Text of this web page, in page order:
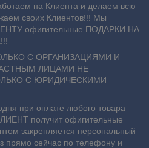
на Клиента и делаем всю
своих Клиентов!!! Мы
офигительные ПОДАРКИ НА
С ОРГАНИЗАЦИЯМИ И
ЛИЦАМИ НЕ
С ЮРИДИЧЕСКИМИ
при оплате любого товара
получит офигительные
закрепляется персональный
прямо сейчас по телефону и